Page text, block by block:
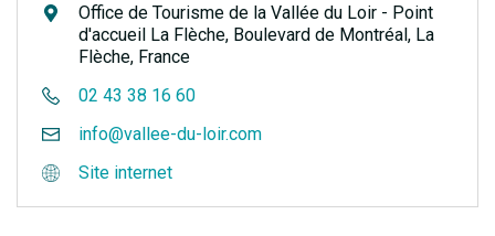
Office de Tourisme de la Vallée du Loir - Point
d'accueil La Flèche, Boulevard de Montréal, La
Flèche, France
02 43 38 16 60
info@vallee-du-loir.com
Site internet